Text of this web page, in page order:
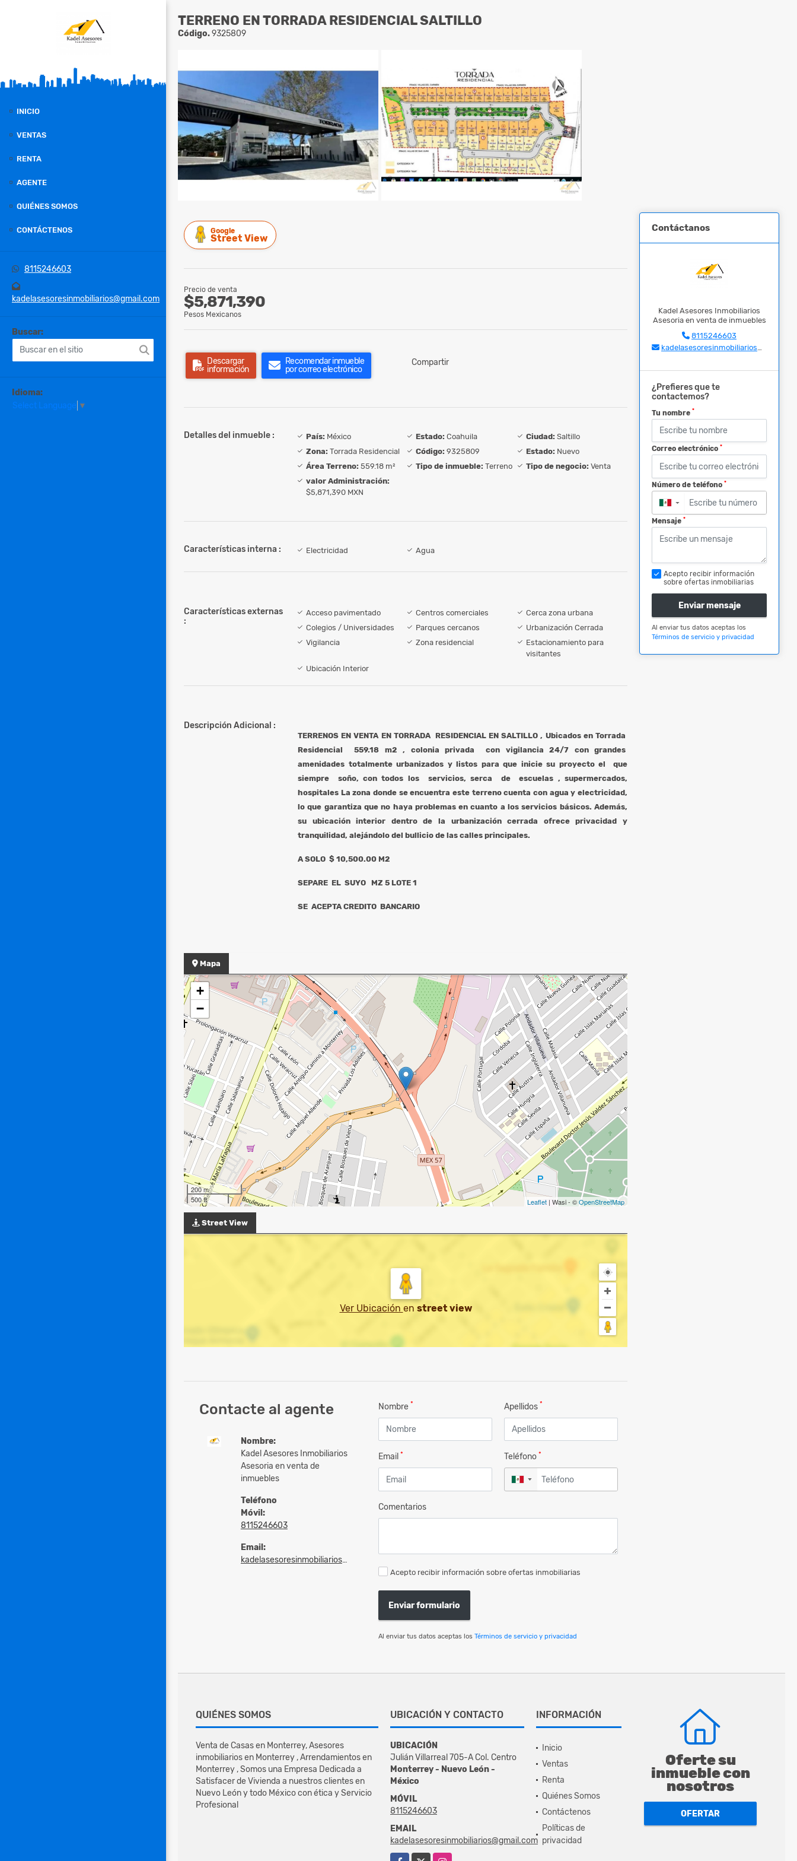
INICIO
VENTAS
RENTA
AGENTE
QUIÉNES SOMOS
CONTÁCTENOS
8115246603
kadelasesoresinmobiliarios@gmail.com
Buscar:
Idioma:
Select Language ▼
TERRENO EN TORRADA RESIDENCIAL SALTILLO
Código.9325809
Google
Street View
Precio de venta
$5,871,390
Pesos Mexicanos
Descargar
información
Recomendar inmueble
por correo electrónico
Compartir
Detalles del inmueble : País: México Estado: Coahuila Ciudad: Saltillo
Zona: Torrada Residencial Código: 9325809 Estado: Nuevo
Área Terreno: 559.18 m² Tipo de inmueble: Terreno Tipo de negocio: Venta
valor Administración:
$5,871,390 MXN
Características interna : Electricidad Agua
Características externas
:
Acceso pavimentado Centros comerciales
Cerca zona urbana
Colegios / Universidades
Parques cercanos
Urbanización Cerrada
Vigilancia
Zona residencial
Estacionamiento para
visitantes
Ubicación Interior
Descripción Adicional :
TERRENOS EN VENTA EN TORRADA RESIDENCIAL EN SALTILLO , Ubicados en Torrada
Residencial 559.18 m2 , colonia privada con vigilancia 24/7 con grandes
amenidades totalmente urbanizados y listos para que inicie su proyecto el que
siempre soño, con todos los servicios, serca de escuelas , supermercados,
hospitales La zona donde se encuentra este terreno cuenta con agua y electricidad,
lo que garantiza que no haya problemas en cuanto a los servicios básicos. Además,
su ubicación interior dentro de la urbanización cerrada ofrece privacidad y
tranquilidad, alejándolo del bullicio de las calles principales.
A SOLO $ 10,500.00 M2
SEPARE EL SUYO MZ 5 LOTE 1
SE ACEPTA CREDITO BANCARIO
Mapa
+
−
200 m
500 ft
Leaflet | Wasi - ©OpenStreetMap
Street View
Ver Ubicación en street view
Contacte al agente
Nombre:
Kadel Asesores Inmobiliarios
Asesoria en venta de
inmuebles
Teléfono
Móvil:
8115246603
Email:
kadelasesoresinmobiliarios@gmail.com
Nombre * Apellidos *
Email * Teléfono *
▼
Comentarios
Acepto recibir información sobre ofertas inmobiliarias
Enviar formulario
Al enviar tus datos aceptas los Términos de servicio y privacidad
Contáctanos
Kadel Asesores Inmobiliarios
Asesoria en venta de inmuebles
8115246603
kadelasesoresinmobiliarios@gmail.com
¿Prefieres que te
contactemos?
Tu nombre *
Correo electrónico *
Número de teléfono *
▼
Mensaje *
Acepto recibir información
sobre ofertas inmobiliarias
Enviar mensaje
Al enviar tus datos aceptas los
Términos de servicio y privacidad
QUIÉNES SOMOS
Venta de Casas en Monterrey, Asesores
inmobiliarios en Monterrey , Arrendamientos en
Monterrey , Somos una Empresa Dedicada a
Satisfacer de Vivienda a nuestros clientes en
Nuevo León y todo México con ética y Servicio
Profesional
UBICACIÓN Y CONTACTO
UBICACIÓN
Julián Villarreal 705-A Col. Centro
Monterrey - Nuevo León -
México
MÓVIL
8115246603
EMAIL
kadelasesoresinmobiliarios@gmail.com
INFORMACIÓN
Inicio
Ventas
Renta
Quiénes Somos
Contáctenos
Políticas de
privacidad
Oferte su
inmueble con
nosotros
OFERTAR